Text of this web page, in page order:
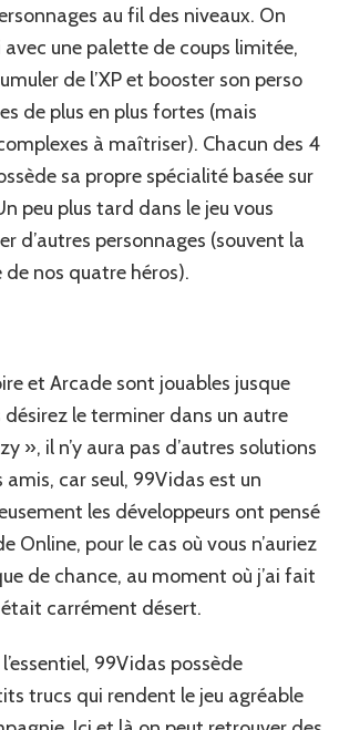
au fil des niveaux. On
une palette de coups limitée,
de l’XP et booster son perso
de plus en plus fortes (mais
à maîtriser). Chacun des 4
sa propre spécialité basée sur
peu plus tard dans le jeu vous
d’autres personnages (souvent la
nos quatre héros).
et Arcade sont jouables jusque
le terminer dans un autre
», il n’y aura pas d’autres solutions
amis, car seul, 99Vidas est un
les développeurs ont pensé
Online, pour le cas où vous n’auriez
de chance, au moment où j’ai fait
carrément désert.
99Vidas possède
trucs qui rendent le jeu agréable